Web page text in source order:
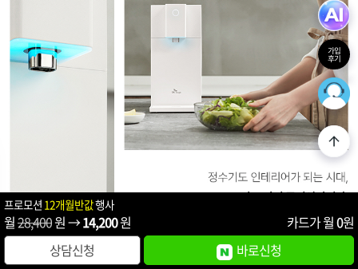
프로모션 12개월반값행사
월28,400원 →14,200원 카드가 월0원
상담신청
바로신청
가입
후기
365
최적